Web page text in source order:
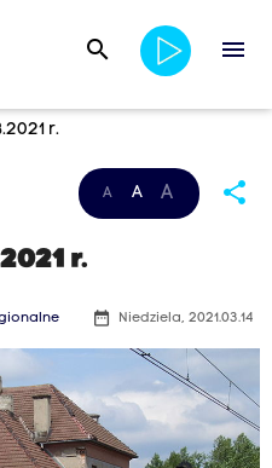
search menu
r.
A A A share
r.
date_range Niedziela, 2021.03.14